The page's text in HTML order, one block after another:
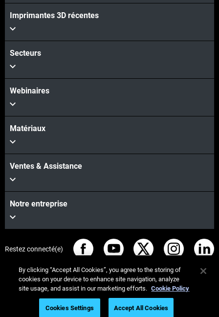
Imprimantes 3D récentes
Secteurs
Webinaires
Matériaux
Ventes & Assistance
Notre entreprise
Restez connecté(e)
© Stratasys 2026
Informations légales
Politique de confidentialité
Conformité REACH
By clicking “Accept All Cookies”, you agree to the storing of
cookies on your device to enhance site navigation, analyze
site usage, and assist in our marketing efforts. Cookie Policy
Cookies Settings Accept All Cookies